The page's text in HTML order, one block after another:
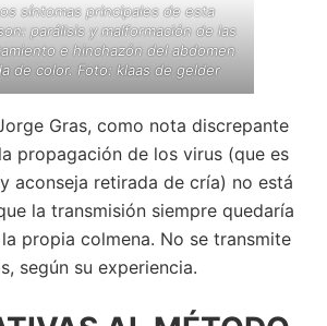
síntomas principales de esta
parálisis y malformación de las
e hinchazón del abdomen
de color. Foto: klaas de gelder
Gras, como nota discrepante
propagación de los virus (que es
aconseja retirada de cría) no está
la transmisión siempre quedaría
propia colmena. No se transmite
según su experiencia.